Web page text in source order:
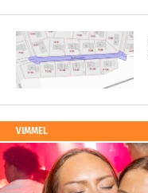
VIMMEL